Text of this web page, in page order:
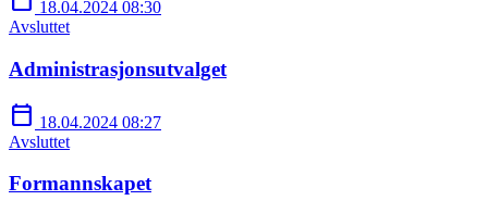
18.04.2024 08:30
Avsluttet
Administrasjonsutvalget
calendar_today 18.04.2024 08:27
Avsluttet
Formannskapet